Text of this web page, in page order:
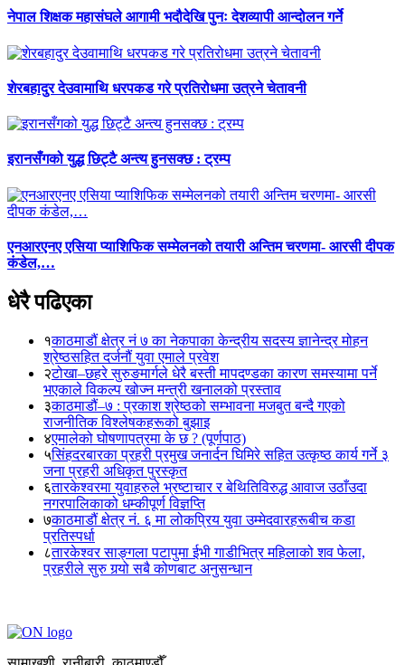
नेपाल शिक्षक महासंघले आगामी भदौदेखि पुनः देशव्यापी आन्दोलन गर्ने
शेरबहादुर देउवामाथि धरपकड गरे प्रतिरोधमा उत्रने चेतावनी
इरानसँगको युद्ध छिट्टै अन्त्य हुनसक्छ : ट्रम्प
एनआरएनए एसिया प्याशिफिक सम्मेलनको तयारी अन्तिम चरणमा- आरसी दीपक
कंडेल,…
धेरै पढिएका
१काठमाडौं क्षेत्र नं ७ का नेकपाका केन्द्रीय सदस्य ज्ञानेन्द्र मोहन
श्रेष्ठसहित दर्जनौं युवा एमाले प्रवेश
२टोखा–छहरे सुरुङमार्गले धेरै बस्ती मापदण्डका कारण समस्यामा पर्ने
भएकाले विकल्प खोज्न मन्त्री खनालको प्रस्ताव
३काठमाडौं–७ : प्रकाश श्रेष्ठको सम्भावना मजबुत बन्दै गएको
राजनीतिक विश्लेषकहरूको बुझाइ
४एमालेको घोषणापत्रमा के छ ? (पूर्णपाठ)
५सिंहदरबारका प्रहरी प्रमुख जनार्दन घिमिरे सहित उत्कृष्ठ कार्य गर्ने ३
जना प्रहरी अधिकृत पुरस्कृत
६तारकेश्वरमा युवाहरुले भ्रष्टाचार र बेथितिविरुद्ध आवाज उठाँउदा
नगरपालिकाको धम्कीपूर्ण विज्ञप्ति
७काठमाडौं क्षेत्र नं. ६ मा लोकप्रिय युवा उम्मेदवारहरूबीच कडा
प्रतिस्पर्धा
८तारकेश्वर साङ्गला पटापुमा ईभी गाडीभित्र महिलाको शव फेला,
प्रहरीले सुरु गर्‍यो सबै कोणबाट अनुसन्धान